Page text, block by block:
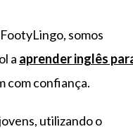
somos
a aprender inglês
com confiança.
utilizando o